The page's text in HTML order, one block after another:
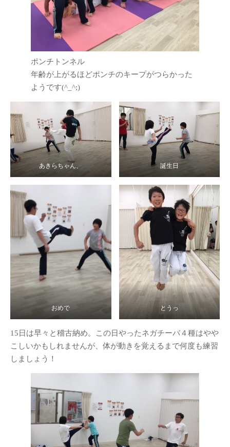
ポンチトンネル
年齢が上がるほどポンチのキープがつらかった
ようです(^_^;)
あきらちゃん、 誕生日
おめで とうっ
15日は早々と稽古納め。この日やったネガチーバ４種はやや
こしいかもしれませんが、体が動きを覚えるまで何度も練習
しましょう！